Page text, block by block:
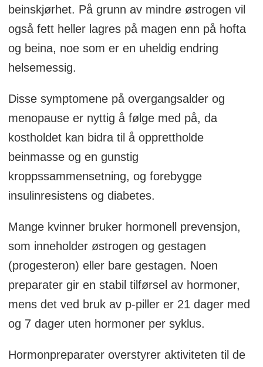
beinskjørhet. På grunn av mindre østrogen vil
også fett heller lagres på magen enn på hofta
og beina, noe som er en uheldig endring
helsemessig.
Disse symptomene på overgangsalder og
menopause er nyttig å følge med på, da
kostholdet kan bidra til å opprettholde
beinmasse og en gunstig
kroppssammensetning, og forebygge
insulinresistens og diabetes.
Mange kvinner bruker hormonell prevensjon,
som inneholder østrogen og gestagen
(progesteron) eller bare gestagen. Noen
preparater gir en stabil tilførsel av hormoner,
mens det ved bruk av p-piller er 21 dager med
og 7 dager uten hormoner per syklus.
Hormonpreparater overstyrer aktiviteten til de